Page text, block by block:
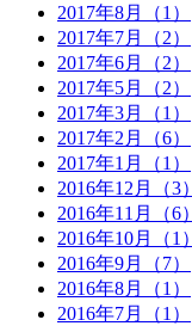
2017年8月（1）
2017年7月（2）
2017年6月（2）
2017年5月（2）
2017年3月（1）
2017年2月（6）
2017年1月（1）
2016年12月（3）
2016年11月（6）
2016年10月（1）
2016年9月（7）
2016年8月（1）
2016年7月（1）